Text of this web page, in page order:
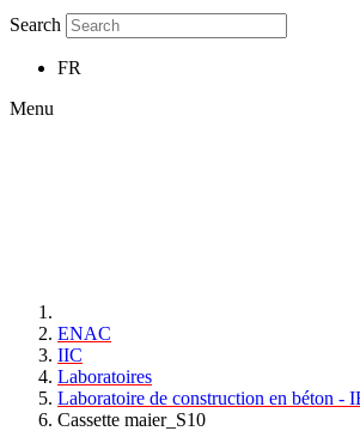
Search
FR
Menu
ENAC
IIC
Laboratoires
Laboratoire de construction en béton -
Cassette maier_S10